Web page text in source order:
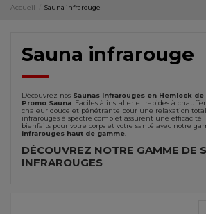
Accueil Sauna infrarouge
Sauna infrarouge
Découvrez nos Saunas Infrarouges en Hemlock
Promo Sauna. Faciles à installer et rapides à
chaleur douce et pénétrante pour une relaxation
infrarouges à spectre complet assurent une efficacité
bienfaits pour votre corps et votre santé avec notre
infrarouges haut de gamme.
DÉCOUVREZ NOTRE GAMME DE
INFRAROUGES